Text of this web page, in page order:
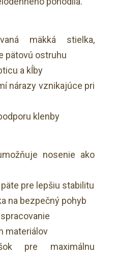
mäkká stielka,
pätovú ostruhu
a kĺby
nárazy vznikajúce pri
klenby
nosenie ako
pre lepšiu stabilitu
na bezpečný pohyb
materiálov
pre maximálnu